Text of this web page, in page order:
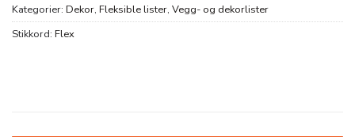
Kategorier: Dekor, Fleksible lister, Vegg- og dekorlister
Stikkord: Flex